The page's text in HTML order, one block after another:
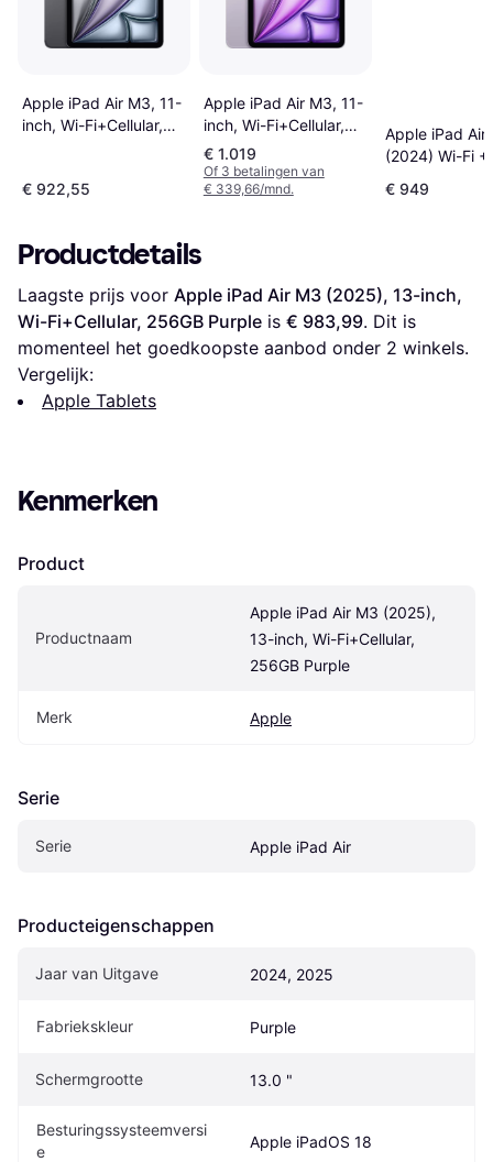
Apple iPad Air M3, 11-
inch, Wi-Fi+Cellular,
€ 922,55
Apple iPad Air M3, 11-
inch, Wi-Fi+Cellular,
256GB Purple
€ 1.019
Of 3 betalingen van
€ 339,66/mnd.
Apple iPad Air
(2024) Wi-Fi +
€ 949
Productdetails
Laagste prijs voor Apple iPad Air M3 (2025), 13-inch,
Wi-Fi+Cellular, 256GB Purple is € 983,99. Dit is
momenteel het goedkoopste aanbod onder 2 winkels.
Vergelijk:
Apple Tablets
Kenmerken
Product
Productnaam
Apple iPad Air M3 (2025),
13-inch, Wi-Fi+Cellular,
256GB Purple
Merk Apple
Serie
Serie Apple iPad Air
Producteigenschappen
Jaar van Uitgave 2024, 2025
Fabriekskleur Purple
Schermgrootte 13.0 "
Besturingssysteemversi
e
Apple iPadOS 18